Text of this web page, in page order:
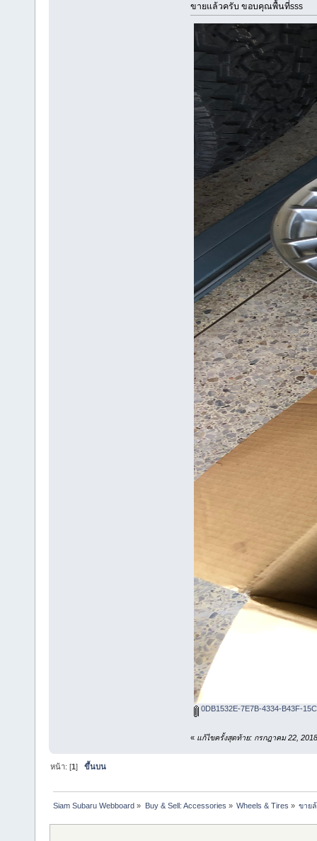
ขายแล้วครับ ขอบคุณพื้นที่sss
0DB1532E-7E7B-4334-B43F-
« แก้ไขครั้งสุดท้าย: กรกฎาคม 22,
หน้า: [1]ขึ้นบน
Siam Subaru Webboard » Buy & Sell: Accessories » Wheels & Tires » ขาย